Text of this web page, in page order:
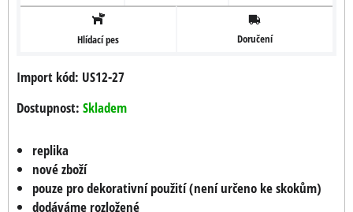
Hlídací pes Doručení
Import kód: US12-27
Dostupnost: Skladem
replika
nové zboží
pouze pro dekorativní použití (není určeno ke skokům)
dodáváme rozložené